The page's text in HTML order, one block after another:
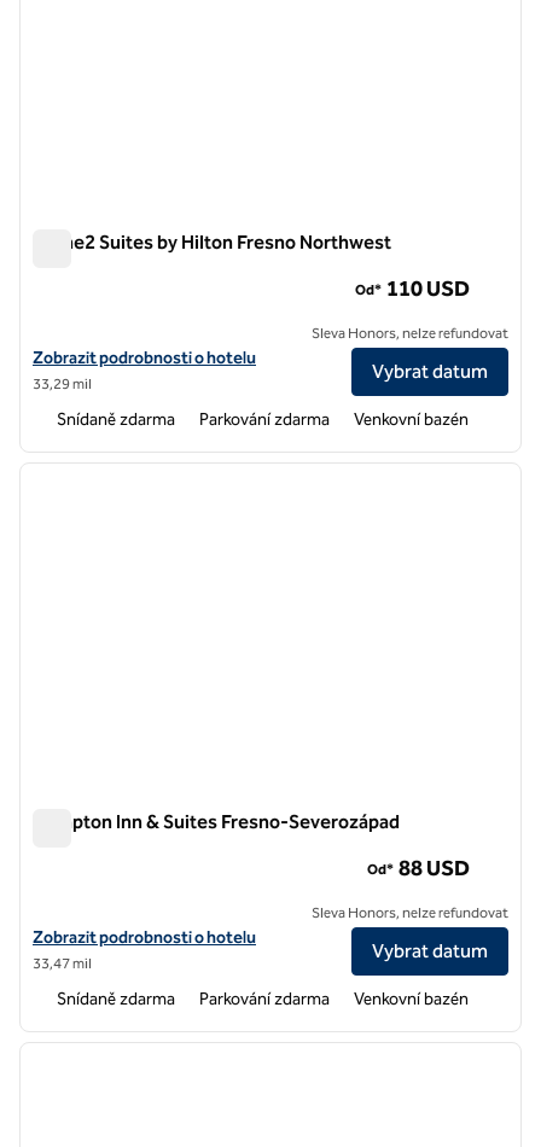
Home2 Suites by Hilton Fresno Northwest
Zobrazit podrobnosti o hotelu Home2 Suites by Hilton Fresno
Zobrazit podrobnosti o hotelu
33,29 mil
Od* 110 USD
Sleva Honors, nelze refundovat
Vybrat datum
Snídaně zdarma Parkování zdarma Venkovní bazén
1 z 12
další
Hampton Inn & Suites Fresno-Severozápad
Zobrazit podrobnosti o hotelu Hampton Inn & Suites Fresno-
Zobrazit podrobnosti o hotelu
33,47 mil
Od* 88 USD
Sleva Honors, nelze refundovat
Vybrat datum
Snídaně zdarma Parkování zdarma Venkovní bazén
1 z 12
další